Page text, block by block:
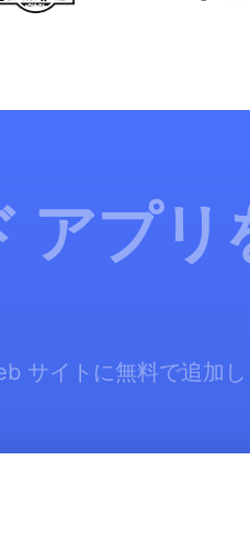
アプリ
サイトに無料で追加し